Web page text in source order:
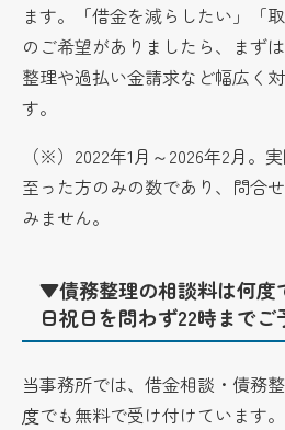
ます。「借金を減らしたい」「
のご希望がありましたら、まず
整理や過払い金請求など幅広く
す。
（※）2022年1月～2026年2月。
至った方のみの数であり、問合
みません。
▼債務整理の相談料は何度
日祝日を問わず22時まで
当事務所では、借金相談・債務
度でも無料で受け付けています